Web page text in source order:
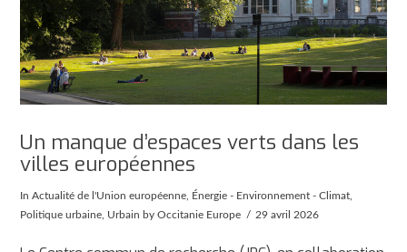
Un manque d’espaces verts dans les
villes européennes
InActualité de l'Union européenne Énergie - Environnement - Climat
Politique urbaine Urbain by Occitanie Europe 29 avril 2026